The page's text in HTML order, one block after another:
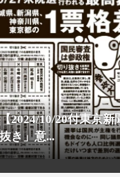
【2024/10/20付東京
抜き」意...